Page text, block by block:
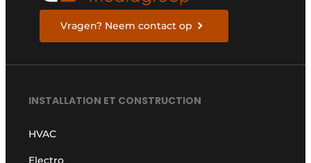
Vragen? Neem contact op
INSTALLATION ET CONSTRUCTION
HVAC
Electro